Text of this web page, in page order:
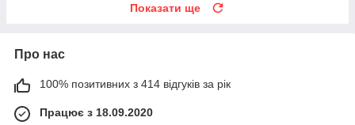
Показати ще
Про нас
100% позитивних з 414 відгуків за рік
Працює з 18.09.2020